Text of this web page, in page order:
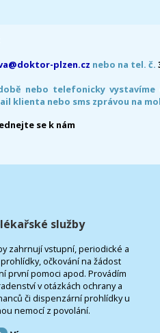
plzen.cz nebo na tel. č.
nebo telefonicky vystavíme
klienta nebo sms zprávou na
se k nám
služby
zahrnují vstupní, periodické a
očkování na žádost
první pomoci apod. Provádím
v otázkách ochrany a
či dispenzární prohlídky u
nemocí z povolání.